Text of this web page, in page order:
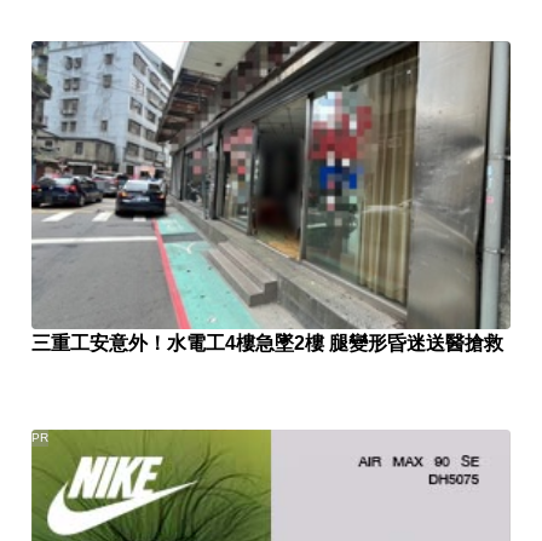
三重工安意外！水電工4樓急墜2樓 腿變形昏迷送醫搶救
PR